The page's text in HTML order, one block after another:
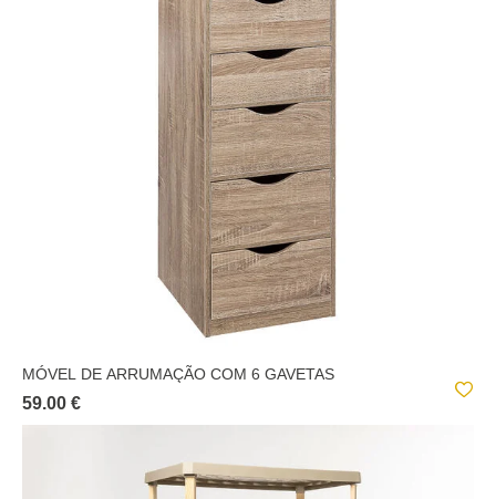
MÓVEL DE ARRUMAÇÃO COM 6 GAVETAS
59.00 €